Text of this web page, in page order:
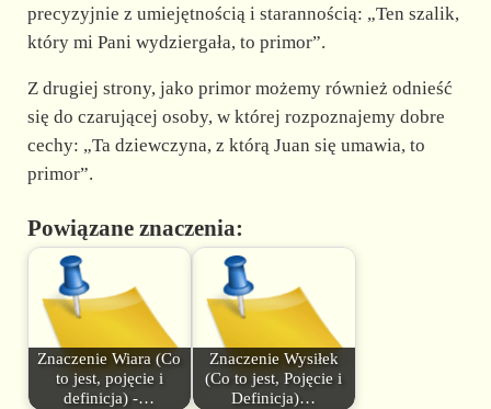
precyzyjnie z umiejętnością i starannością: „Ten szalik,
który mi Pani wydziergała, to primor”.
Z drugiej strony, jako primor możemy również odnieść
się do czarującej osoby, w której rozpoznajemy dobre
cechy: „Ta dziewczyna, z którą Juan się umawia, to
primor”.
Powiązane znaczenia:
Znaczenie Wiara (Co
to jest, pojęcie i
definicja) -…
Znaczenie Wysiłek
(Co to jest, Pojęcie i
Definicja)…